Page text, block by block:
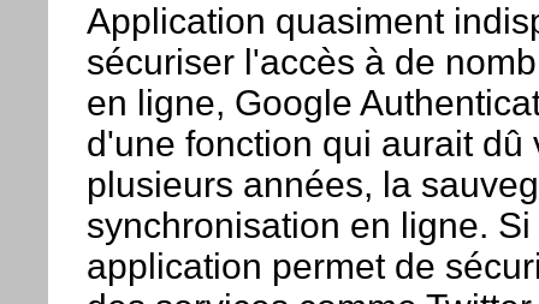
Application quasiment
sécuriser l'accès à de
en ligne, Google
d'une fonction qui aurait dû
plusieurs années, la
synchronisation en ligne. Si
application permet de